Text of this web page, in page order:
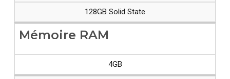
128GB Solid State
Mémoire RAM
4GB